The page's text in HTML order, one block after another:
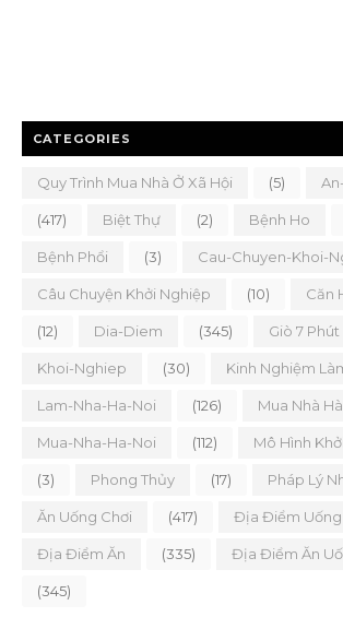
CATEGORIES
Quy Trình Mua Nhà Ở Xã Hội (5)
(417) Biệt Thự (2) Bệnh Ho
Bệnh Phổi (3) Cau-Chuyen-Khoi-
Câu Chuyện Khởi Nghiệp (10) Căn
(12) Dia-Diem (345) Giò 7 Phút
Khoi-Nghiep (30) Kinh Nghiệm
Lam-Nha-Ha-Noi (126) Mua Nhà
Mua-Nha-Ha-Noi (112) Mô Hình
(3) Phong Thủy (17) Pháp Lý
Ăn Uống Chơi (417) Địa Điểm Uống
Địa Điểm Ăn (335) Địa Điểm Ăn
(345)